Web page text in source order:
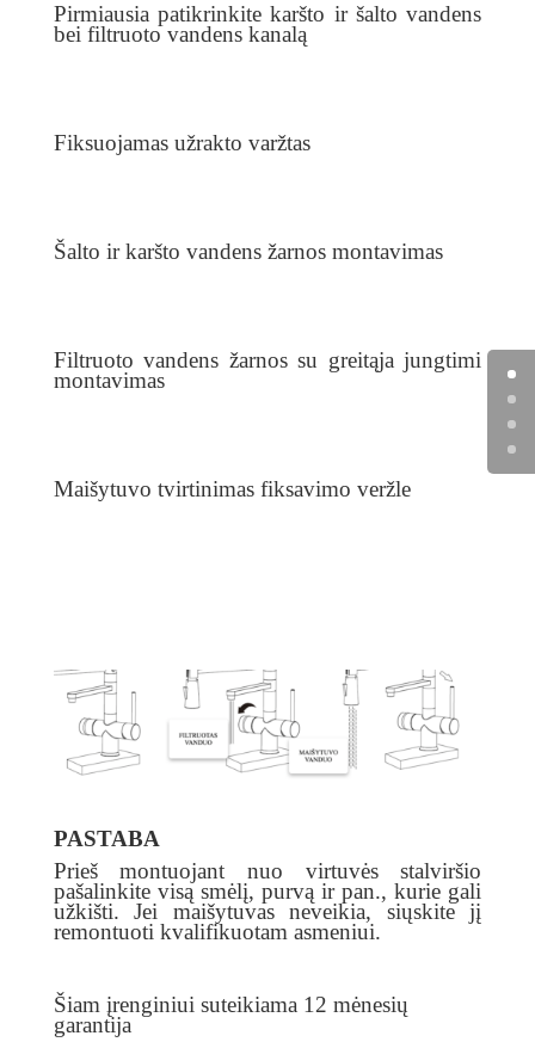
Pirmiausia patikrinkite karšto ir šalto vandens
bei filtruoto vandens kanalą
Fiksuojamas užrakto varžtas
Šalto ir karšto vandens žarnos montavimas
Filtruoto vandens žarnos su greitąja jungtimi
montavimas
Maišytuvo tvirtinimas fiksavimo veržle
PASTABA
Prieš montuojant nuo virtuvės stalviršio
pašalinkite visą smėlį, purvą ir pan., kurie gali
užkišti. Jei maišytuvas neveikia, siųskite jį
remontuoti kvalifikuotam asmeniui.
Šiam įrenginiui suteikiama 12 mėnesių
garantija